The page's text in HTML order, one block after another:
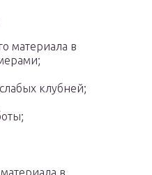
материала в
клубней;
в